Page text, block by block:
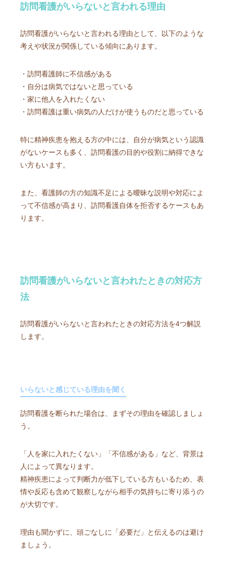
訪問看護がいらないと言われる理由
訪問看護がいらないと言われる理由として、以下のような
考えや状況が関係している傾向にあります。
・訪問看護師に不信感がある
・自分は病気ではないと思っている
・家に他人を入れたくない
・訪問看護は重い病気の人だけが使うものだと思っている
特に精神疾患を抱える方の中には、自分が病気という認識
がないケースも多く、訪問看護の目的や役割に納得できな
い方もいます。
また、看護師の方の知識不足による曖昧な説明や対応によ
って不信感が高まり、訪問看護自体を拒否するケースもあ
ります。
訪問看護がいらないと言われたときの対応方
法
訪問看護がいらないと言われたときの対応方法を4つ解説
します。
いらないと感じている理由を聞く
訪問看護を断られた場合は、まずその理由を確認しましょ
う。
「人を家に入れたくない」「不信感がある」など、背景は
人によって異なります。
精神疾患によって判断力が低下している方もいるため、表
情や反応も含めて観察しながら相手の気持ちに寄り添うの
が大切です。
理由も聞かずに、頭ごなしに「必要だ」と伝えるのは避け
ましょう。